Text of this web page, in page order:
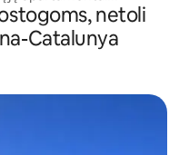
netoli
Catalunya